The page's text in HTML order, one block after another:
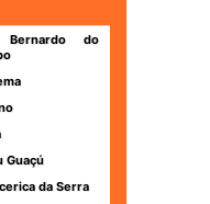
Bernardo do
Guaçú
da Serra